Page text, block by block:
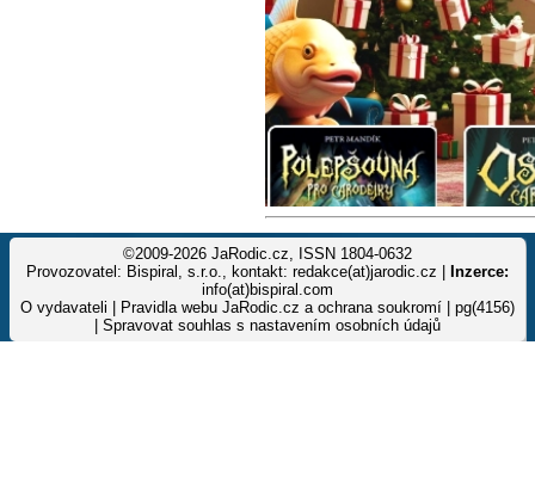
©2009-2026 JaRodic.cz, ISSN 1804-0632
Provozovatel: Bispiral, s.r.o., kontakt: redakce(at)jarodic.cz |
Inzerce:
info(at)bispiral.com
O vydavateli
Pravidla webu JaRodic.cz a ochrana soukromí | pg(4156)
Spravovat souhlas s nastavením osobních údajů